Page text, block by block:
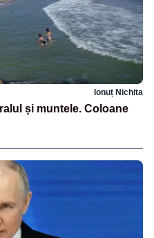
Ionuț Nichita
și muntele. Coloane